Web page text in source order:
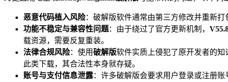
恶意代码植入风险：破解版软件通常由第三方修改并重新
功能不稳定与兼容性问题：由于绕过了官方更新机制，
载资源，需要反复重装。
法律合规风险：使用破解版软件实质上侵犯了原开发者的
此类下载，其合法性本身就存疑。
账号与支付信息泄露：许多破解版会要求用户登录或注册